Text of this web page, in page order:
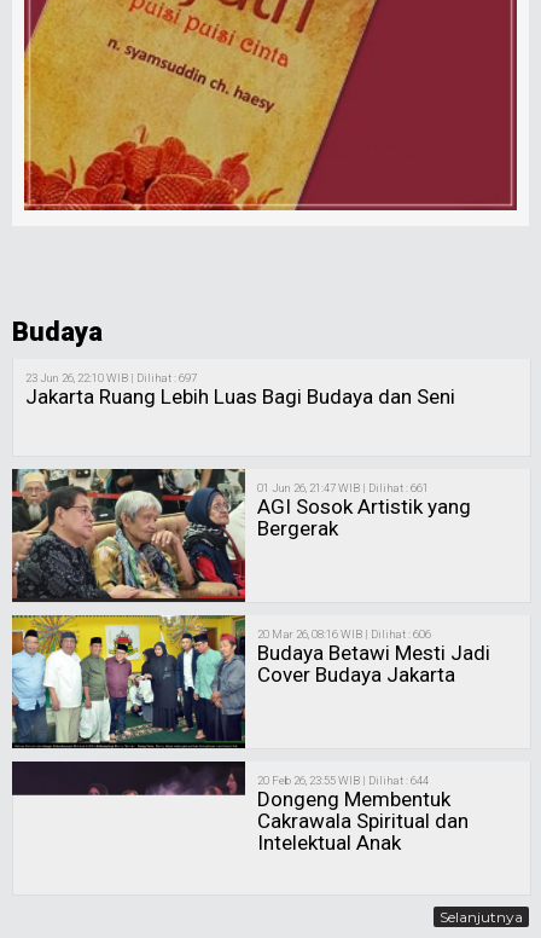
Budaya
23 Jun 26, 22:10 WIB | Dilihat : 697
Jakarta Ruang Lebih Luas Bagi Budaya dan Seni
01 Jun 26, 21:47 WIB | Dilihat : 661
AGI Sosok Artistik yang
Bergerak
20 Mar 26, 08:16 WIB | Dilihat : 606
Budaya Betawi Mesti Jadi
Cover Budaya Jakarta
20 Feb 26, 23:55 WIB | Dilihat : 644
Dongeng Membentuk
Cakrawala Spiritual dan
Intelektual Anak
Selanjutnya